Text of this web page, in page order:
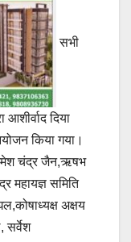
सभी
दिया
किया गया।
चंद्र जैन,ऋषभ
महायज्ञ समिति
अक्षय
सर्वेश